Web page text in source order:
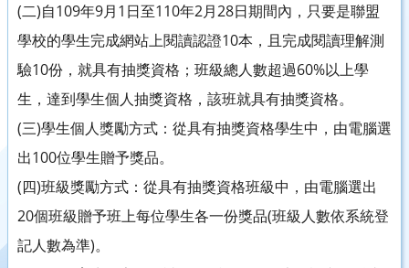
(二)自109年9月1日至110年2月28日期間內，只要是聯盟
學校的學生完成網站上閱讀認證10本，且完成閱讀理解測
驗10份，就具有抽獎資格；班級總人數超過60%以上學
生，達到學生個人抽獎資格，該班就具有抽獎資格。
(三)學生個人獎勵方式：從具有抽獎資格學生中，由電腦選
出100位學生贈予獎品。
(四)班級獎勵方式：從具有抽獎資格班級中，由電腦選出
20個班級贈予班上每位學生各一份獎品(班級人數依系統登
記人數為準)。